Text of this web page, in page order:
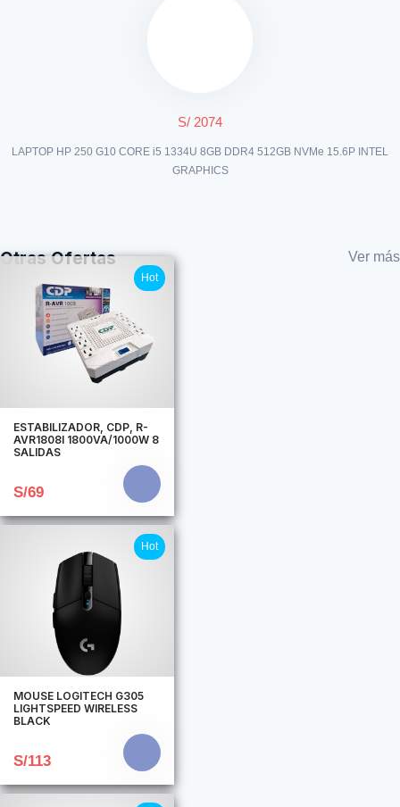
S/ 2074
LAPTOP HP 250 G10 CORE i5 1334U 8GB DDR4 512GB NVMe 15.6P INTEL
GRAPHICS
Otras Ofertas Ver más
Hot
ESTABILIZADOR, CDP, R-
AVR1808I 1800VA/1000W 8
SALIDAS
S/69
Hot
MOUSE LOGITECH G305
LIGHTSPEED WIRELESS
BLACK
S/113